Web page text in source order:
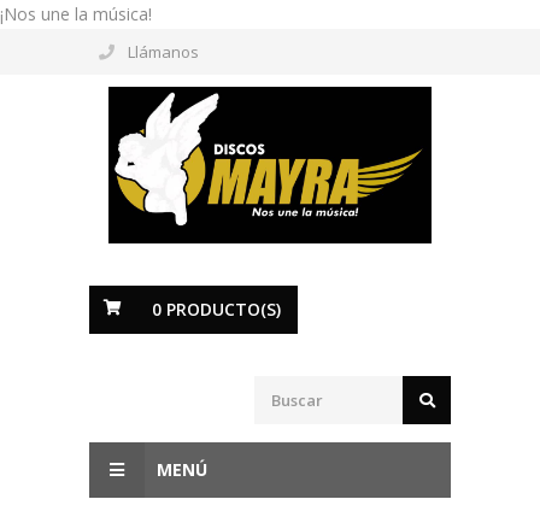
¡Nos une la música!
Llámanos
0 PRODUCTO(S)
MENÚ